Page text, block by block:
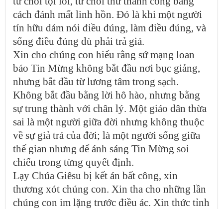
cách đánh mất linh hồn. Đó là khi một người
tín hữu dám nói điều đúng, làm điều đúng, và
sống điều đúng dù phải trả giá.
Xin cho chúng con hiểu rằng sứ mạng loan
báo Tin Mừng không bắt đầu nơi bục giảng,
nhưng bắt đầu từ lương tâm trong sạch.
Không bắt đầu bằng lời hô hào, nhưng bằng
sự trung thành với chân lý. Một giáo dân thừa
sai là một người giữa đời nhưng không thuộc
về sự giả trá của đời; là một người sống giữa
thế gian nhưng để ánh sáng Tin Mừng soi
chiếu trong từng quyết định.
Lạy Chúa Giêsu bị kết án bất công, xin
thương xót chúng con. Xin tha cho những lần
chúng con im lặng trước điều ác. Xin thức tỉnh